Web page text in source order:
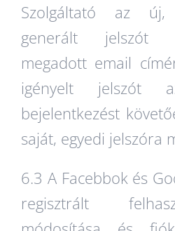
Szolgáltató az
generált jelszót
megadott email
igényelt jelszót
bejelentkezést
saját, egyedi jelszóra
6.3 A Facebbok és
regisztrált